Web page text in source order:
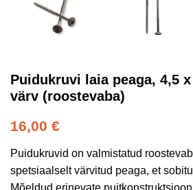
Puidukruvi laia peaga, 4,5
värv (roostevaba)
16,00 €
Puidukruvid on valmistatud
spetsiaalselt värvitud peaga, et
Mõeldud erinevate